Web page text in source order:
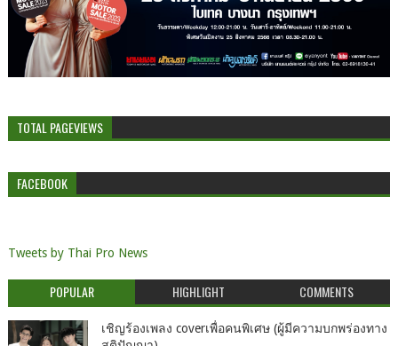
TOTAL PAGEVIEWS
FACEBOOK
Tweets by Thai Pro News
POPULAR HIGHLIGHT COMMENTS
เชิญร้องเพลง coverเพื่อคนพิเศษ (ผู้มีความบกพร่องทาง